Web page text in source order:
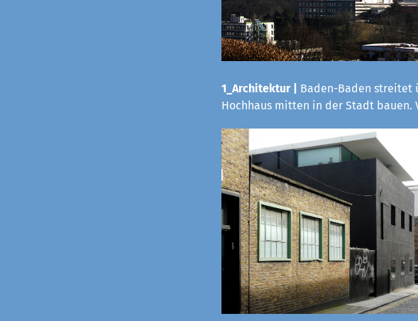
1_Architektur |
Baden-Baden streitet
Hochhaus mitten in der Stadt bauen.